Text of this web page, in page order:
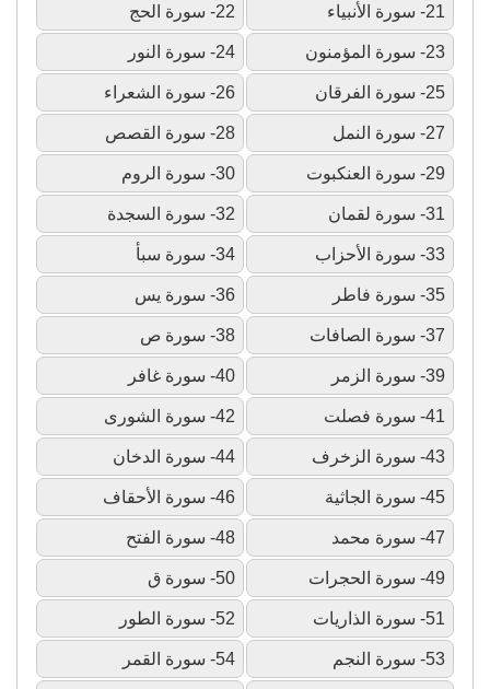
21- سورة الأنبياء 22- سورة الحج
23- سورة المؤمنون 24- سورة النور
25- سورة الفرقان 26- سورة الشعراء
27- سورة النمل 28- سورة القصص
29- سورة العنكبوت 30- سورة الروم
31- سورة لقمان 32- سورة السجدة
33- سورة الأحزاب 34- سورة سبأ
35- سورة فاطر 36- سورة يس
37- سورة الصافات 38- سورة ص
39- سورة الزمر 40- سورة غافر
41- سورة فصلت 42- سورة الشورى
43- سورة الزخرف 44- سورة الدخان
45- سورة الجاثية 46- سورة الأحقاف
47- سورة محمد 48- سورة الفتح
49- سورة الحجرات 50- سورة ق
51- سورة الذاريات 52- سورة الطور
53- سورة النجم 54- سورة القمر